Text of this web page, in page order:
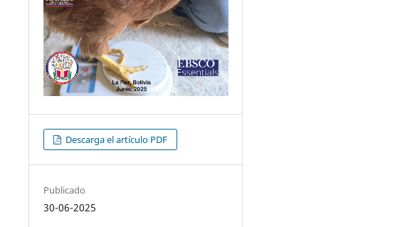
Descarga el artículo PDF
Publicado
30-06-2025